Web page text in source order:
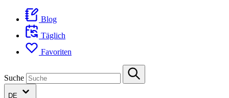
Blog
Täglich
Favoriten
Suche
DE